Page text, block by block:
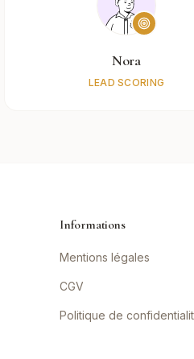
Nora
LEAD SCORING
Informations
Mentions légales
CGV
Politique de